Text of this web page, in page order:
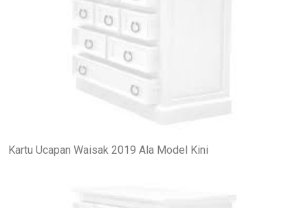
Kartu Ucapan Waisak 2019 Ala Model Kini